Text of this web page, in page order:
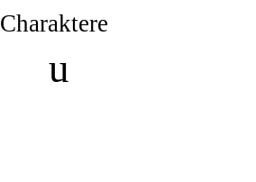
Charaktere
u